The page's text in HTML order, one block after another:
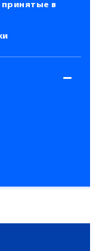
принятые в